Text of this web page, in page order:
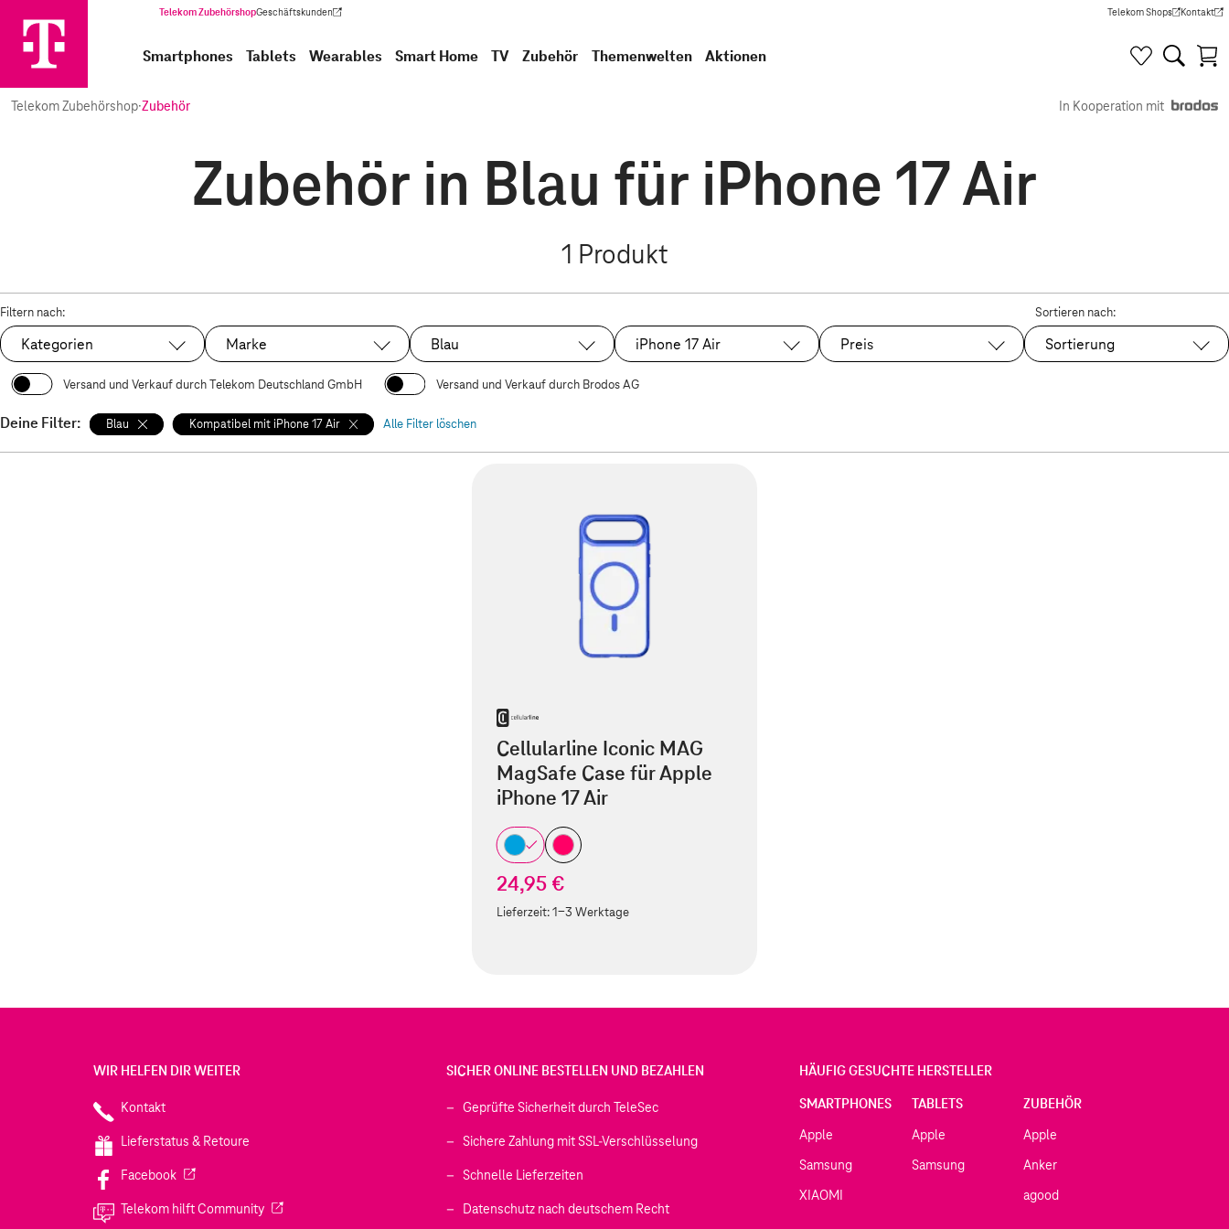
Telekom ZubehörshopGeschäftskunden
(Wird in einem neuen Tab geöffnet) Telekom Shops
(Wird in einem neuen Tab
Kontakt
(Wird in
Smartphones Tablets Wearables Smart Home TV Zubehör Themenwelten Aktionen
Telekom Zubehörshop·Zubehör In Kooperation mit
Zubehör in Blau für iPhone 17 Air
1 Produkt
Filtern nach:
Kategorien Marke Ausgewählt:
Blau Ausgewählt:
iPhone 17 Air Preis
Sortieren nach:
Sortierung
Versand und Verkauf durch Telekom Deutschland GmbH Versand und Verkauf durch Brodos AG
Deine Filter: Blau Kompatibel mit iPhone 17 Air Alle Filter löschen
Cellularline Iconic MAG
MagSafe Case für Apple
iPhone 17 Air
24,95 €
Lieferzeit:1-3 Werktage
WIR HELFEN DIR WEITER
Kontakt
Lieferstatus & Retoure
Facebook(Wird in einem neuen Tab geöffnet)
Telekom hilft Community(Wird in einem neuen Tab geöffnet)
SICHER ONLINE BESTELLEN UND BEZAHLEN
Geprüfte Sicherheit durch TeleSec
Sichere Zahlung mit SSL-Verschlüsselung
Schnelle Lieferzeiten
Datenschutz nach deutschem Recht
HÄUFIG GESUCHTE HERSTELLER
SMARTPHONES
Apple
Samsung
XIAOMI
TABLETS
Apple
Samsung
ZUBEHÖR
Apple
Anker
agood